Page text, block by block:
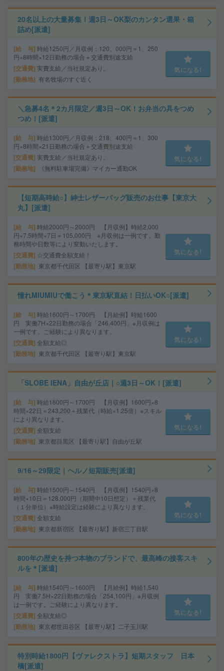
20名以上の大量募集！週3日～OK梨のカンタン選果・箱
詰め[派遣]
給 与 時給1250円／月収例：120、000円＝1、250
円×8時間×12日勤務の場合＋交通費別途支給
交通費 実費支給／当社規定あり。
勤務地 有名牧場のすぐ近く
気になる!
＼急募4名＊2カ月限定／週3日～OK！お弁当の具をつめ
つめ！[派遣]
給 与 時給1300円／月収例：218、400円＝1、300
円×8時間×21日勤務の場合＋交通費別途支給
交通費 実費支給／当社規定あり。
勤務地 《無料駐車場完備》マイカー通勤OK
気になる!
【短期高時給○】紳士レザーバッグ販売のお仕事【東京大
丸】[派遣]
給 与 時給2000円～2000円 【月収例】時給2,000
円×7.5時間×7日＝105,000円 ※月収例は一例です。勤
務時間や日数等により変動いたします。
交通費 ☆交通費全額支給！
勤務地 東京都千代田区 【最寄り駅】東京駅
気になる!
憧れMIUMIUで働こう＊東京駅直結！日払いOK○[派遣]
給 与 時給1600円～1700円 【月給例】時給1600
円 実働7H×22日勤務の場合「246,400円」※月収例は
一例です。ご経験により異なります。
交通費 全額支給◎
勤務地 東京都千代田区 【最寄り駅】東京駅
気になる!
「SLOBE IENA」自由が丘店｜○週3日～OK！[派遣]
給 与 時給1600円～1700円 【月収例】1600円×8
時間×22日＝243,200＋残業代（時給×1.25倍）※スキル
により異なります。
交通費 全額支給
勤務地 東京都目黒区 【最寄り駅】自由が丘駅
気になる!
9/16～29限定｜ヘルノ短期販売[派遣]
給 与 時給1500円～1540円 【月収例】1540円×8
時間×10日＝128,000円（期間中10日想定）＋残業代
（１分単位）※時給設定は経験により異なります。
交通費 全額支給
勤務地 東京都新宿区 【最寄り駅】新宿三丁目駅
気になる!
800年の歴史を持つ本物のブランドで、最高峰の接客スキ
ルを＊[派遣]
給 与 時給1540円～1600円 【月給例】時給1,540
円 実働7.5H×22日勤務の場合「254,100円」※月収例
は一例です。ご経験により異なります。
交通費 全額支給◎
勤務地 東京都世田谷区 【最寄り駅】二子玉川駅
気になる!
特別時給1800円【ヴァレクストラ】短期スタッフ 日本
橋[派遣]